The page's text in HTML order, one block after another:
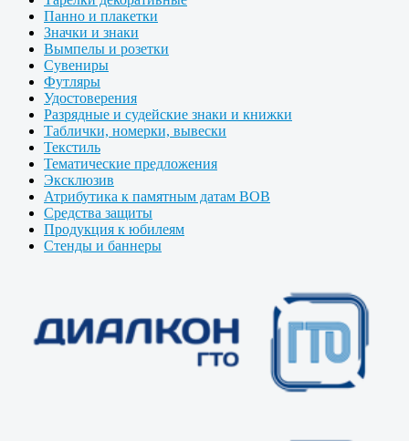
Панно и плакетки
Значки и знаки
Вымпелы и розетки
Сувениры
Футляры
Удостоверения
Разрядные и судейские знаки и книжки
Таблички, номерки, вывески
Текстиль
Тематические предложения
Эксклюзив
Атрибутика к памятным датам ВОВ
Средства защиты
Продукция к юбилеям
Стенды и баннеры